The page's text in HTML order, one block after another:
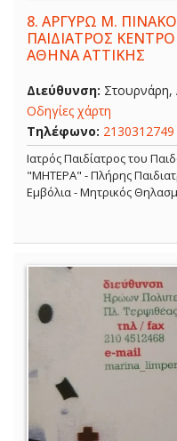
8. ΑΡΓΥΡΩ Μ.
ΠΑΙΔΙΑΤΡΟΣ
ΑΘΗΝΑ ΑΤΤΙΚΗΣ
Διεύθυνση: Στουρνάρη,
Οδηγίες χάρτη
Τηλέφωνο: 2130312749
Ιατρός Παιδίατρος του
"ΜΗΤΕΡΑ" - Πλήρης
Εμβόλια - Μητρικός